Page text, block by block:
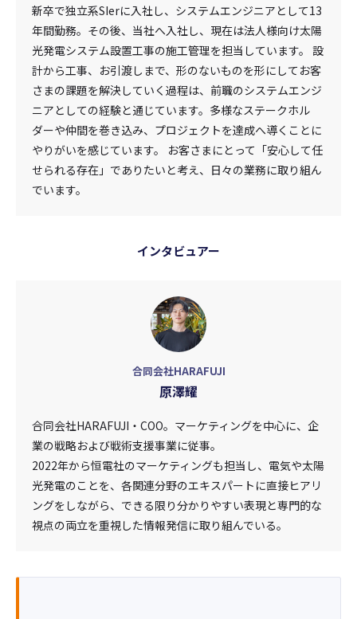
新卒で独立系SIerに入社し、システムエンジニアとして13
年間勤務。その後、当社へ入社し、現在は法人様向け太陽
光発電システム設置工事の施工管理を担当しています。 設
計から工事、お引渡しまで、形のないものを形にしてお客
さまの課題を解決していく過程は、前職のシステムエンジ
ニアとしての経験と通じています。多様なステークホル
ダーや仲間を巻き込み、プロジェクトを達成へ導くことに
やりがいを感じています。 お客さまにとって「安心して任
せられる存在」でありたいと考え、日々の業務に取り組ん
でいます。
インタビュアー
合同会社HARAFUJI
原澤耀
合同会社HARAFUJI・COO。マーケティングを中心に、企
業の戦略および戦術支援事業に従事。
2022年から恒電社のマーケティングも担当し、電気や太陽
光発電のことを、各関連分野のエキスパートに直接ヒアリ
ングをしながら、できる限り分かりやすい表現と専門的な
視点の両立を重視した情報発信に取り組んでいる。